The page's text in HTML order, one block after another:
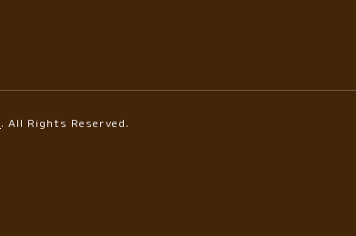
. All Rights Reserved.